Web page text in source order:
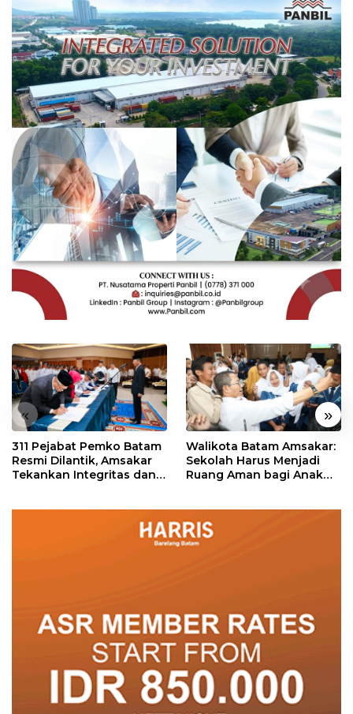
« »
311 Pejabat Pemko Batam
Resmi Dilantik, Amsakar
Tekankan Integritas dan
Walikota Batam Amsakar:
Sekolah Harus Menjadi
Ruang Aman bagi Anak